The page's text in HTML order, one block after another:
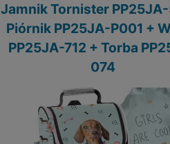
Jamnik Tornister
Piórnik PP25JA-P001 +
PP25JA-712 + Torba
074